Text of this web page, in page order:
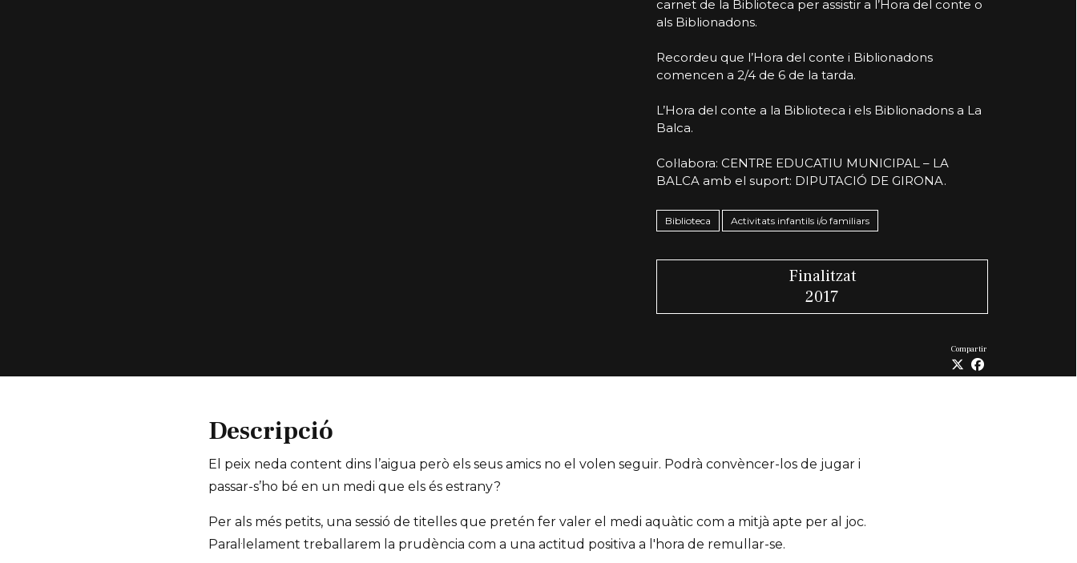
carnet de la Biblioteca per assistir a l’Hora del conte o
als Biblionadons.
Recordeu que l’Hora del conte i Biblionadons
comencen a 2/4 de 6 de la tarda.
L’Hora del conte a la Biblioteca i els Biblionadons a La
Balca.
Col·labora: CENTRE EDUCATIU MUNICIPAL – LA
BALCA amb el suport: DIPUTACIÓ DE GIRONA.
Biblioteca Activitats infantils i/o familiars
Finalitzat
2017
Compartir
Descripció
El peix neda content dins l’aigua però els seus amics no el volen seguir. Podrà convèncer-los de jugar i
passar-s’ho bé en un medi que els és estrany?
Per als més petits, una sessió de titelles que pretén fer valer el medi aquàtic com a mitjà apte per al joc.
Paral·lelament treballarem la prudència com a una actitud positiva a l'hora de remullar-se.